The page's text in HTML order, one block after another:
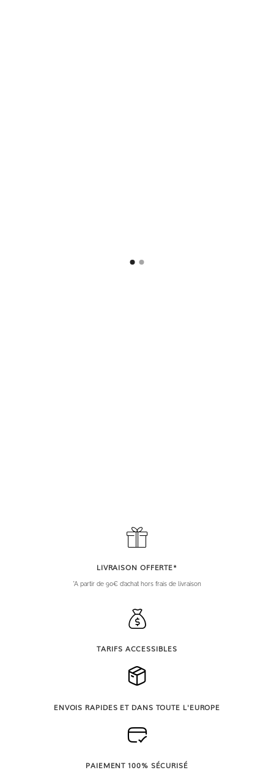
LIVRAISON OFFERTE*
*A partir de 90€ d’achat hors frais de livraison
TARIFS ACCESSIBLES
ENVOIS RAPIDES ET DANS TOUTE L'EUROPE
PAIEMENT 100% SÉCURISÉ